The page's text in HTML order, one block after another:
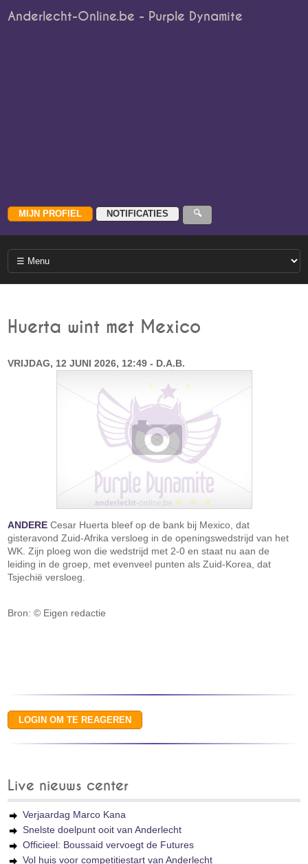
Anderlecht-Online.be - Purple Dynamite
Huerta wint met Mexico
VRIJDAG, 12 JUNI 2026, 12:49 - D.A.B.
ANDERE Cesar Huerta bleef op de bank bij Mexico, dat
gisteravond Zuid-Afrika versloeg in de openingswedstrijd van het
WK. Zijn ploeg won die wedstrijd met 2-0 en staat nu aan de
leiding in de groep, met evenveel punten als Zuid-Korea, dat
Tsjechië versloeg.
Bron: © Eigen redactie
Live nieuws center
Verjaardag Marco Kana
Snelste doelpunt ooit van Anderlecht
Officieel: Boussaid vervoegt de Futures
Vol huis voor competitiestart van Anderlecht